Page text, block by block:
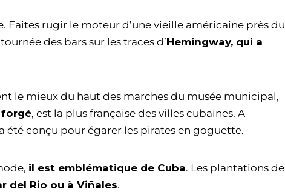
Faites rugir le moteur d’une vieille américaine près du
des bars sur les traces d’Hemingway, qui a
le mieux du haut des marches du musée municipal,
forgé, est la plus française des villes cubaines. A
a été conçu pour égarer les pirates en goguette.
il est emblématique de Cuba. Les plantations de
del Rio ou à Viñales.